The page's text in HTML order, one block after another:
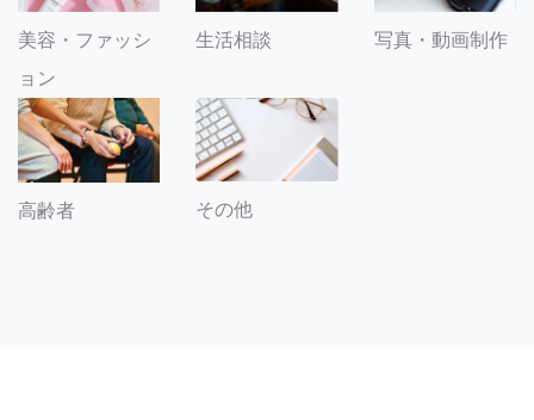
美容・ファッシ
ョン
生活相談 写真・動画制作
高齢者 その他